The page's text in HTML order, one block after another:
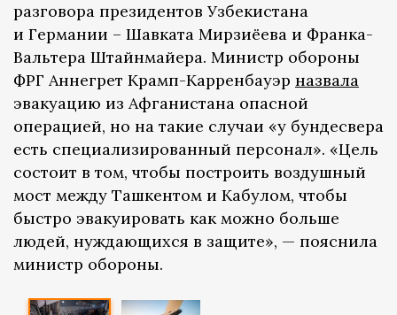
разговора президентов Узбекистана
и Германии – Шавката Мирзиёева и Франка-
Вальтера Штайнмайера. Министр обороны
ФРГ Аннегрет Крамп-Карренбауэр назвала
эвакуацию из Афганистана опасной
операцией, но на такие случаи «у бундесвера
есть специализированный персонал». «Цель
состоит в том, чтобы построить воздушный
мост между Ташкентом и Кабулом, чтобы
быстро эвакуировать как можно больше
людей, нуждающихся в защите», — пояснила
министр обороны.